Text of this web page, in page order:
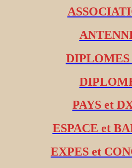
DIPLOMES
PAYS et
ESPACE et
EXPES et